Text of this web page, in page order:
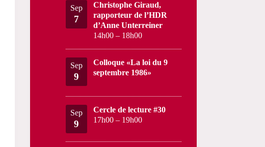
Sep
7
Christophe Giraud,
rapporteur de l’HDR
d’Anne Unterreiner
14h00 – 18h00
Sep
9
Colloque «La loi du 9
septembre 1986»
Sep
9
Cercle de lecture #30
17h00 – 19h00